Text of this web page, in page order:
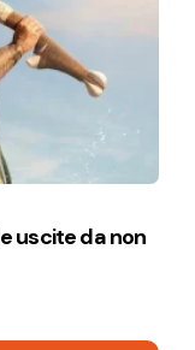
uscite da non